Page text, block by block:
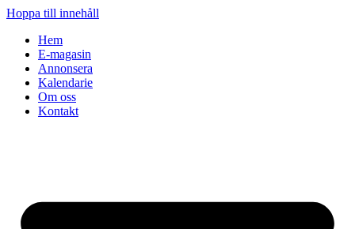
Hoppa till innehåll
Hem
E-magasin
Annonsera
Kalendarie
Om oss
Kontakt